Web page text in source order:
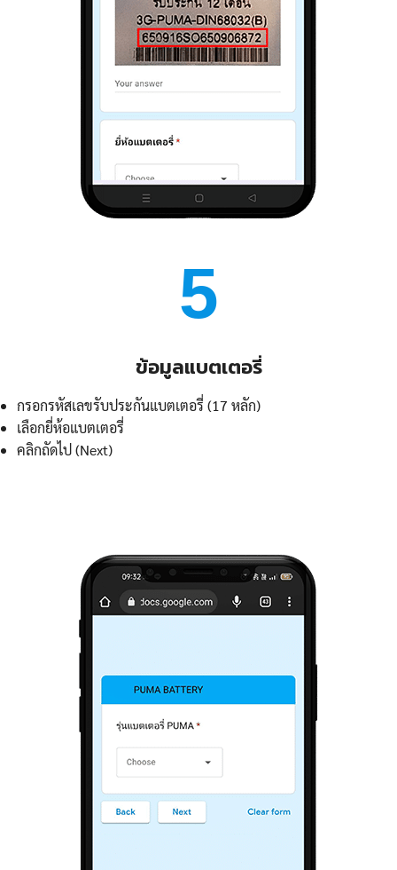
5
ข้อมูลแบตเตอรี่
กรอกรหัสเลขรับประกันแบตเตอรี่ (17 หลัก)
เลือกยี่ห้อแบตเตอรี่
คลิกถัดไป (Next)